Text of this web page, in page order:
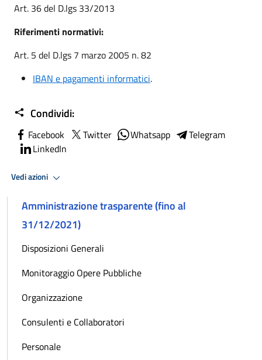
Art. 36 del D.lgs 33/2013
Riferimenti normativi:
Art. 5 del D.lgs 7 marzo 2005 n. 82
IBAN e pagamenti informatici.
Condividi:
Facebook Twitter Whatsapp
Telegram
LinkedIn
Vedi azioni
Amministrazione trasparente (fino al
31/12/2021)
Disposizioni Generali
Monitoraggio Opere Pubbliche
Organizzazione
Consulenti e Collaboratori
Personale